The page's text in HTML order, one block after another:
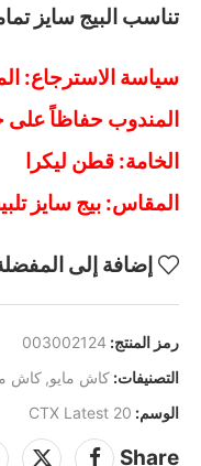
تناسب البيج سايز
سياسة الاسترجاع:
المندوب حفاظاً على
الخامة: قطن ليكرا
المقاس: بيج سايز تلبيس من
إضافة إلى
رمز المنتج: 003002124
التصنيفات: كاش مايو, كاش
الوسم: CTX Latest 20
Share